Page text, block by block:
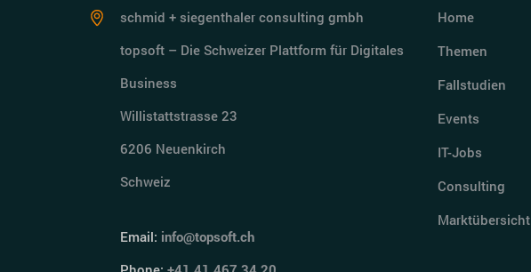
schmid + siegenthaler consulting gmbh
topsoft – Die Schweizer Plattform für Digitales
Business
Willistattstrasse 23
6206 Neuenkirch
Schweiz
Email: info@topsoft.ch
Home
Themen
Fallstudien
Events
IT-Jobs
Consulting
Marktübersicht